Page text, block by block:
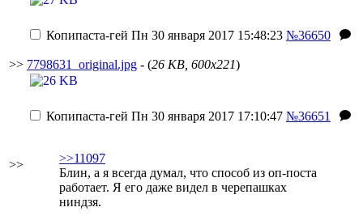
>>
Копипаста-гей Пн 30 января 2017 15:48:23 №36650
7798631_original.jpg - (26 KB, 600x221)
>>
Копипаста-гей Пн 30 января 2017 17:10:47 №36651
>>11097
Блин, а я всегда думал, что способ из оп-поста
работает. Я его даже видел в черепашках
ниндзя.